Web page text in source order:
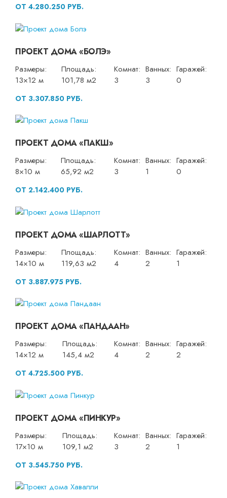
ОТ 4.280.250 РУБ.
ПРОЕКТ ДОМА «БОЛЭ»
Размеры:
13×12 м
Площадь:
101,78 м2
Комнат:
3
Ванных:
3
Гаражей:
0
ОТ 3.307.850 РУБ.
ПРОЕКТ ДОМА «ПАКШ»
Размеры:
8×10 м
Площадь:
65,92 м2
Комнат:
3
Ванных:
1
Гаражей:
0
ОТ 2.142.400 РУБ.
ПРОЕКТ ДОМА «ШАРЛОТТ»
Размеры:
14×10 м
Площадь:
119,63 м2
Комнат:
4
Ванных:
2
Гаражей:
1
ОТ 3.887.975 РУБ.
ПРОЕКТ ДОМА «ПАНДААН»
Размеры:
14×12 м
Площадь:
145,4 м2
Комнат:
4
Ванных:
2
Гаражей:
2
ОТ 4.725.500 РУБ.
ПРОЕКТ ДОМА «ПИНКУР»
Размеры:
17×10 м
Площадь:
109,1 м2
Комнат:
3
Ванных:
2
Гаражей:
1
ОТ 3.545.750 РУБ.